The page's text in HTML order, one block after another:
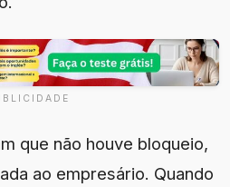
que não houve bloqueio,
ao empresário. Quando